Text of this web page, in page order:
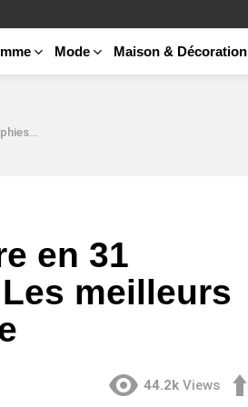
Mode Maison & Décoration
de mode
en 31
meilleurs
44.2k Views